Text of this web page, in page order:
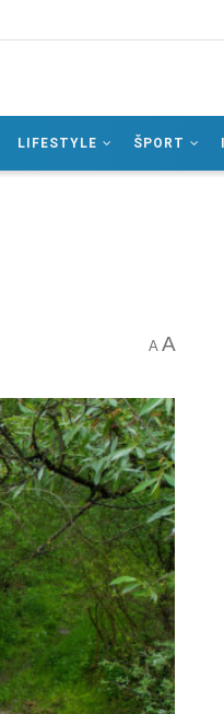
LIFESTYLE ŠPORT
A A